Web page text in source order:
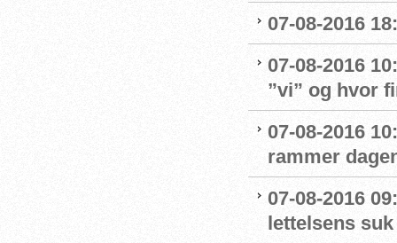
07-08-2016
07-08-2016
”vi” og hvor
07-08-2016
rammer
07-08-2016
lettelsens